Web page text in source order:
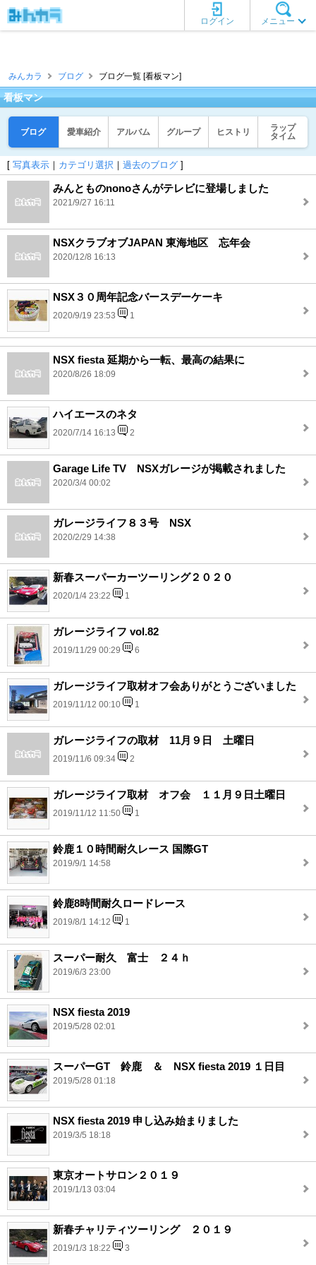
メニュー
ログイン
みんカラ ブログ ブログ一覧 [看板マン]
看板マン
ブログ 愛車紹介 アルバム グループ ヒストリ
ラップ
タイム
[ 写真表示 ｜ カテゴリ選択 ｜ 過去のブログ ]
みんとものnonoさんがテレビに登場しました
2021/9/27 16:11
NSXクラブオブJAPAN 東海地区 忘年会
2020/12/8 16:13
NSX３０周年記念バースデーケーキ
2020/9/19 23:53 1
NSX fiesta 延期から一転、最高の結果に
2020/8/26 18:09
ハイエースのネタ
2020/7/14 16:13 2
Garage Life TV NSXガレージが掲載されました
2020/3/4 00:02
ガレージライフ８３号 NSX
2020/2/29 14:38
新春スーパーカーツーリング２０２０
2020/1/4 23:22 1
ガレージライフ vol.82
2019/11/29 00:29 6
ガレージライフ取材オフ会ありがとうございました
2019/11/12 00:10 1
ガレージライフの取材 11月９日 土曜日
2019/11/6 09:34 2
ガレージライフ取材 オフ会 １１月９日土曜日
2019/11/12 11:50 1
鈴鹿１０時間耐久レース 国際GT
2019/9/1 14:58
鈴鹿8時間耐久ロードレース
2019/8/1 14:12 1
スーパー耐久 富士 ２４ｈ
2019/6/3 23:00
NSX fiesta 2019
2019/5/28 02:01
スーパーGT 鈴鹿 ＆ NSX fiesta 2019 １日目
2019/5/28 01:18
NSX fiesta 2019 申し込み始まりました
2019/3/5 18:18
東京オートサロン２０１９
2019/1/13 03:04
新春チャリティツーリング ２０１９
2019/1/3 18:22 3